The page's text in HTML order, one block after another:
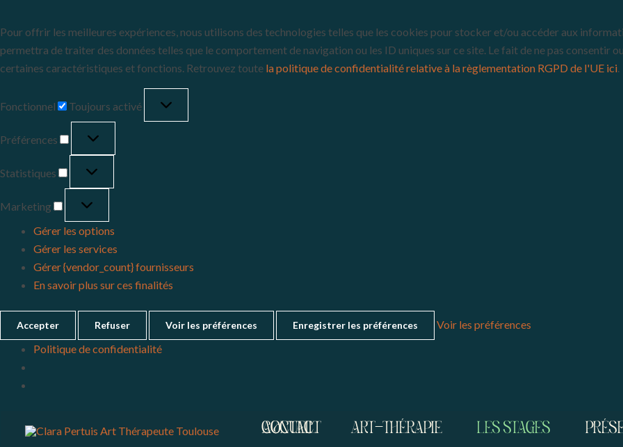
Pour offrir les meilleures expériences, nous utilisons des technologies telles que les cookies pour stocker et/ou accéder aux
permettra de traiter des données telles que le comportement de navigation ou les ID uniques sur ce site. Le fait de ne pas consentir
certaines caractéristiques et fonctions. Retrouvez toute la politique de confidentialité relative à la règlementation RGPD de l'UE ici.
Fonctionnel Toujours activé
Préférences
Statistiques
Marketing
Gérer les options
Gérer les services
Gérer {vendor_count} fournisseurs
En savoir plus sur ces finalités
Accepter Refuser Voir les préférences Enregistrer les préférences
Voir les préférences
Politique de confidentialité
ACCUEIL ART-THÉRAPIE LES STAGES
CONTACT mercredi jeudi
mars,
mars,
11
mars,
13
mars,